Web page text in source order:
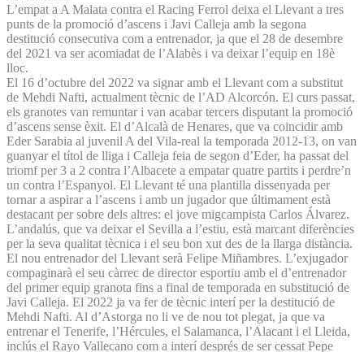
L’empat a A Malata contra el Racing Ferrol deixa el Llevant a tres
punts de la promoció d’ascens i Javi Calleja amb la segona
destitució consecutiva com a entrenador, ja que el 28 de desembre
del 2021 va ser acomiadat de l’Alabès i va deixar l’equip en 18è
lloc.
El 16 d’octubre del 2022 va signar amb el Llevant com a substitut
de Mehdi Nafti, actualment tècnic de l’AD Alcorcón. El curs passat,
els granotes van remuntar i van acabar tercers disputant la promoció
d’ascens sense èxit. El d’Alcalà de Henares, que va coincidir amb
Eder Sarabia al juvenil A del Vila-real la temporada 2012-13, on van
guanyar el títol de lliga i Calleja feia de segon d’Eder, ha passat del
triomf per 3 a 2 contra l’Albacete a empatar quatre partits i perdre’n
un contra l’Espanyol. El Llevant té una plantilla dissenyada per
tornar a aspirar a l’ascens i amb un jugador que últimament està
destacant per sobre dels altres: el jove migcampista Carlos Álvarez.
L’andalús, que va deixar el Sevilla a l’estiu, està marcant diferències
per la seva qualitat tècnica i el seu bon xut des de la llarga distància.
El nou entrenador del Llevant serà Felipe Miñambres. L’exjugador
compaginarà el seu càrrec de director esportiu amb el d’entrenador
del primer equip granota fins a final de temporada en substitució de
Javi Calleja. El 2022 ja va fer de tècnic interí per la destitució de
Mehdi Nafti. Al d’Astorga no li ve de nou tot plegat, ja que va
entrenar el Tenerife, l’Hércules, el Salamanca, l’Alacant i el Lleida,
inclús el Rayo Vallecano com a interí després de ser cessat Pepe